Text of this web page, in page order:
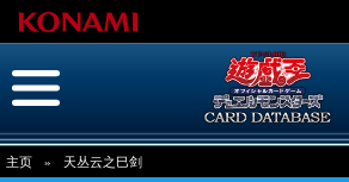
主页 » 天丛云之巳剑